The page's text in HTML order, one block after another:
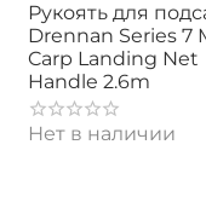
Рукоять для
Drennan Series 7
Carp Landing Net
Handle 2.6m
Нет в наличии